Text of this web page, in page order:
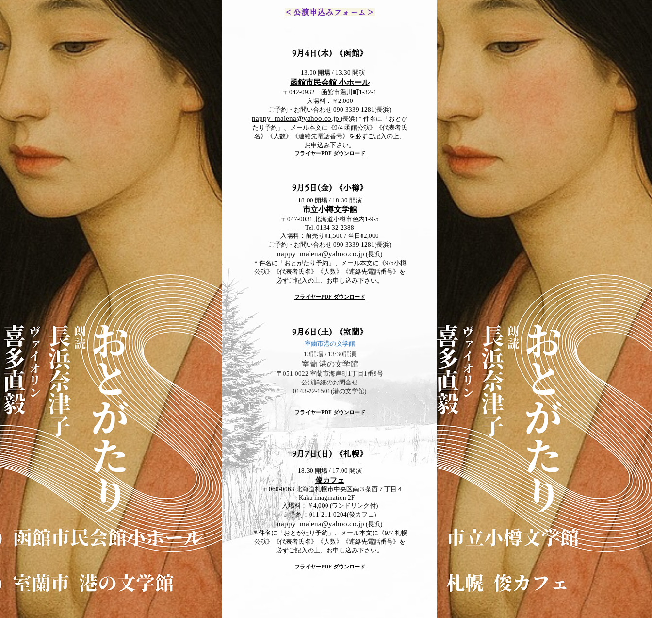
＜公演申込みフォーム＞
9月4日(木) 《函館》
13:00 開場 / 13:30 開演
函館市民会館 小ホール
〒042-0932 函館市湯川町1-32-1
入場料：￥2,000
ご予約・お問い合わせ 090-3339-1281(長浜)
nappy_malena@yahoo.co.jp (長浜)＊件名に「おとが
たり予約」、メール本文に《9/4 函館公演》《代表者氏
名》《人数》《連絡先電話番号》を必ずご記入の上、
お申込み下さい。
フライヤーPDF ダウンロード
9月5日(金) 《小樽》
18:00 開場 / 18:30 開演
市立小樽文学館
〒047-0031 北海道小樽市色内1-9-5
Tel. 0134-32-2388
入場料：前売り¥1,500 / 当日¥2,000
ご予約・お問い合わせ 090-3339-1281(長浜)
nappy_malena@yahoo.co.jp (長浜)
＊件名に「おとがたり予約」、メール本文に 《9/5小樽
公演》
《代表者氏名》《人数》《連絡先電話番号》を
必ずご記入の上、お申し込み下さい。
フライヤーPDF ダウンロード
9月6日(土) 《室蘭》
室蘭市港の文学館
13開場 / 13:30開演
室蘭 港の文学館
〒051-0022 室蘭市海岸町1丁目1番9号
公演詳細のお問合せ
0143-22-1501(港の文学館)
フライヤーPDF ダウンロード
9月7日(日) 《札幌》
18:30 開場 / 17:00 開演
俊カフェ
〒060-0063 北海道札幌市中央区南３条西７丁目４
Kaku imagination 2F
入場料：￥4,000 (ワンドリンク付)
ご予約：011-211-0204(俊カフェ)
nappy_malena@yahoo.co.jp (長浜)
＊件名に「おとがたり予約」、メール本文に《9/7 札幌
公演》《代表者氏名》《人数》《連絡先電話番号》を
必ずご記入の上、お申し込み下さい。
フライヤーPDF ダウンロード